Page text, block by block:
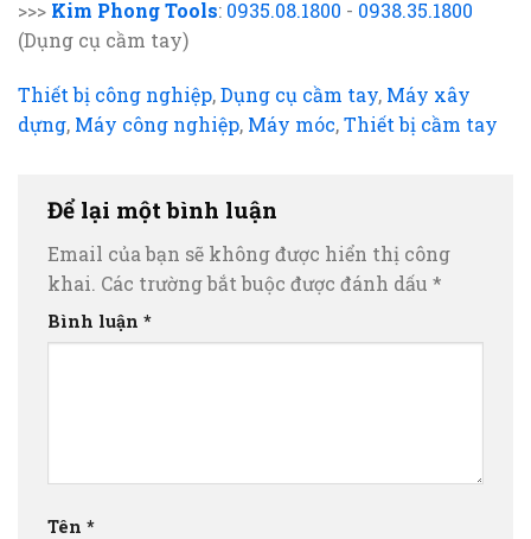
>>> Kim Phong Tools: 0935.08.1800 - 0938.35.1800
(Dụng cụ cầm tay)
Thiết bị công nghiệp,Dụng cụ cầm tay, Máy xây
dựng, Máy công nghiệp, Máy móc,Thiết bị cầm tay
Để lại một bình luận
Email của bạn sẽ không được hiển thị công
khai. Các trường bắt buộc được đánh dấu *
Bình luận *
Tên *